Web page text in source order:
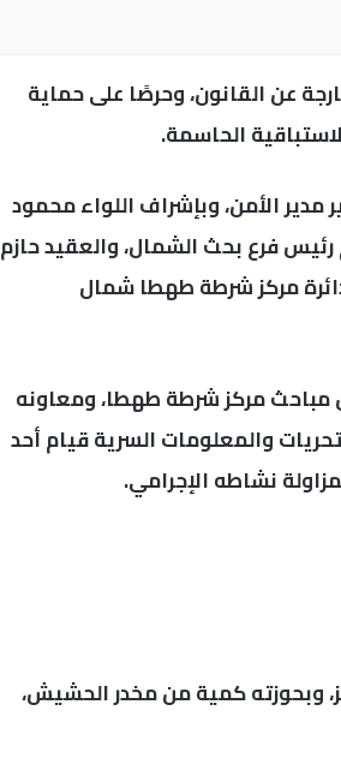
عن القانون، وحرصًا على حماية
الحاسمة.
الأمن، وبإشراف اللواء محمود
فرع بحث الشمال، والعقيد حازم
مركز شرطة طهطا شمال
مباحث مركز شرطة طهطا، ومعاونه
والمعلومات السرية قيام أحد
نشاطه الإجرامي.
المركز، وبحوزته كمية من مخدر الحشيش،